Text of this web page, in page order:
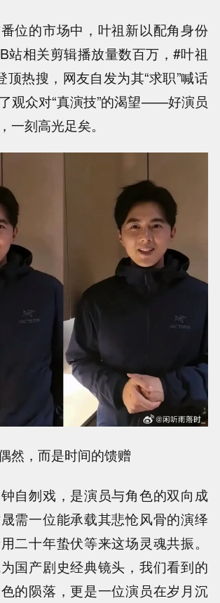
位的市场中，叶祖新以配角身份
站相关剪辑播放量数百万，#叶祖
顶热搜，网友自发为其“求职”喊话
观众对“真演技”的渴望——好演员
一刻高光足矣。
然，而是时间的馈赠
自刎戏，是演员与角色的双向成
需一位能承载其悲怆风骨的演绎
二十年蛰伏等来这场灵魂共振。
国产剧史经典镜头，我们看到的
的陨落，更是一位演员在岁月沉